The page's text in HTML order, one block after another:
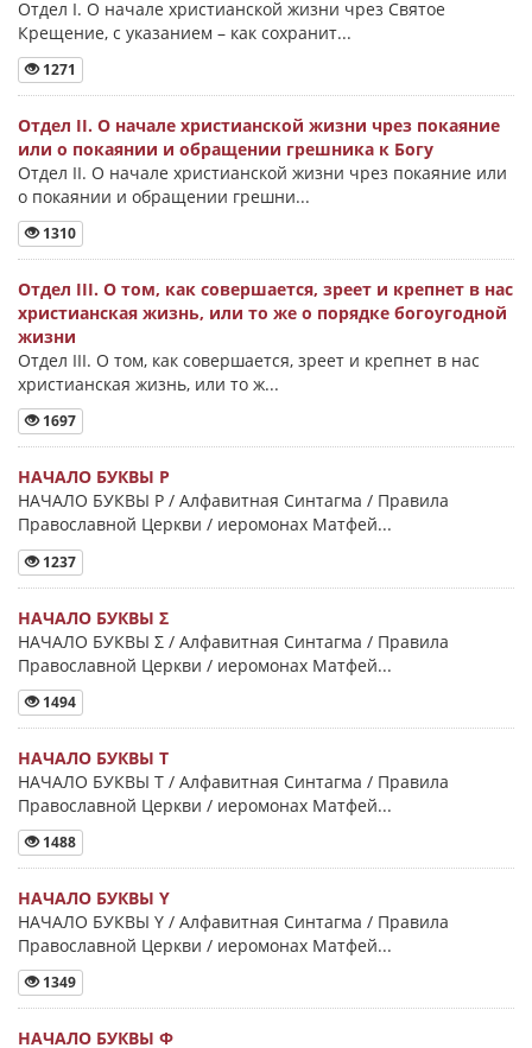
Отдел I. О начале христианской жизни чрез Святое
Крещение, с указанием – как сохранит...
1271
Отдел II. О начале христианской жизни чрез покаяние
или о покаянии и обращении грешника к Богу
Отдел II. О начале христианской жизни чрез покаяние или
о покаянии и обращении грешни...
1310
Отдел III. О том, как совершается, зреет и крепнет в нас
христианская жизнь, или то же о порядке богоугодной
жизни
Отдел III. О том, как совершается, зреет и крепнет в нас
христианская жизнь, или то ж...
1697
НАЧАЛО БУКВЫ Ρ
НАЧАЛО БУКВЫ Ρ / Алфавитная Синтагма / Правила
Православной Церкви / иеромонах Матфей...
1237
НАЧАЛО БУКВЫ Σ
НАЧАЛО БУКВЫ Σ / Алфавитная Синтагма / Правила
Православной Церкви / иеромонах Матфей...
1494
НАЧАЛО БУКВЫ Τ
НАЧАЛО БУКВЫ Τ / Алфавитная Синтагма / Правила
Православной Церкви / иеромонах Матфей...
1488
НАЧАЛО БУКВЫ Y
НАЧАЛО БУКВЫ Y / Алфавитная Синтагма / Правила
Православной Церкви / иеромонах Матфей...
1349
НАЧАЛО БУКВЫ Φ